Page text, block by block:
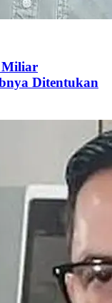
Miliar
Ditentukan